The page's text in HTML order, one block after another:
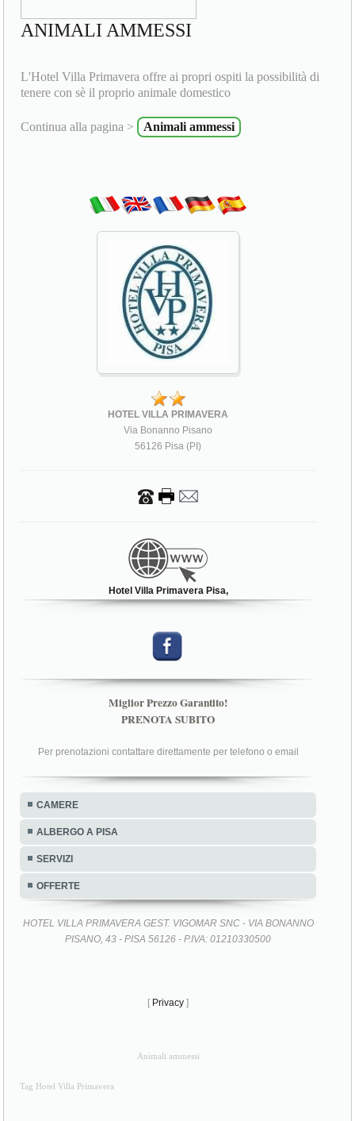
ANIMALI AMMESSI
L'Hotel Villa Primavera offre ai propri ospiti la possibilità di
tenere con sè il proprio animale domestico
Continua alla pagina > Animali ammessi
HOTEL VILLA PRIMAVERA
Via Bonanno Pisano
56126 Pisa (PI)
Hotel Villa Primavera Pisa,
Miglior Prezzo Garantito!
PRENOTA SUBITO
Per prenotazioni contattare direttamente per telefono o email
CAMERE
ALBERGO A PISA
SERVIZI
OFFERTE
HOTEL VILLA PRIMAVERA GEST. VIGOMAR SNC - VIA BONANNO
PISANO, 43 - PISA 56126 - P.IVA: 01210330500
[ Privacy ]
Animali ammessi
Tag Hotel Villa Primavera